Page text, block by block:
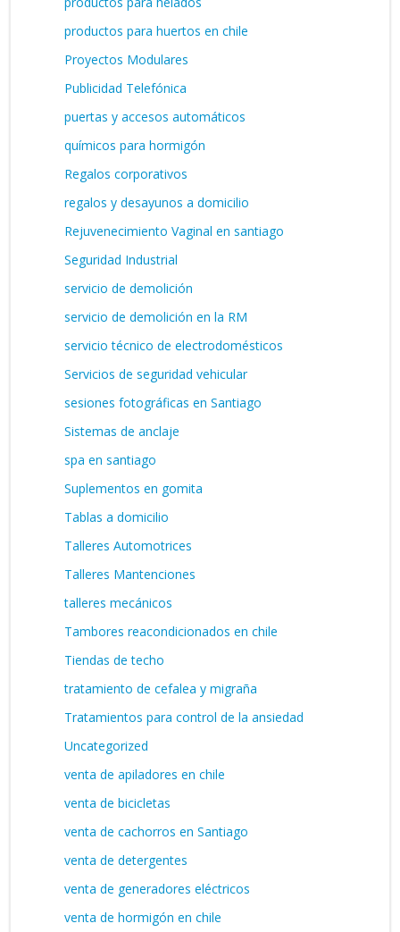
productos para huertos en chile
Proyectos Modulares
Publicidad Telefónica
puertas y accesos automáticos
químicos para hormigón
Regalos corporativos
regalos y desayunos a domicilio
Rejuvenecimiento Vaginal en santiago
Seguridad Industrial
servicio de demolición
servicio de demolición en la RM
servicio técnico de electrodomésticos
Servicios de seguridad vehicular
sesiones fotográficas en Santiago
Sistemas de anclaje
spa en santiago
Suplementos en gomita
Tablas a domicilio
Talleres Automotrices
Talleres Mantenciones
talleres mecánicos
Tambores reacondicionados en chile
Tiendas de techo
tratamiento de cefalea y migraña
Tratamientos para control de la ansiedad
Uncategorized
venta de apiladores en chile
venta de bicicletas
venta de cachorros en Santiago
venta de detergentes
venta de generadores eléctricos
venta de hormigón en chile